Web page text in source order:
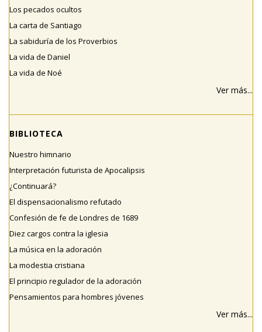
Los pecados ocultos
La carta de Santiago
La sabiduría de los Proverbios
La vida de Daniel
La vida de Noé
Ver más...
BIBLIOTECA
Nuestro himnario
Interpretación futurista de Apocalipsis
¿Continuará?
El dispensacionalismo refutado
Confesión de fe de Londres de 1689
Diez cargos contra la iglesia
La música en la adoración
La modestia cristiana
El principio regulador de la adoración
Pensamientos para hombres jóvenes
Ver más...